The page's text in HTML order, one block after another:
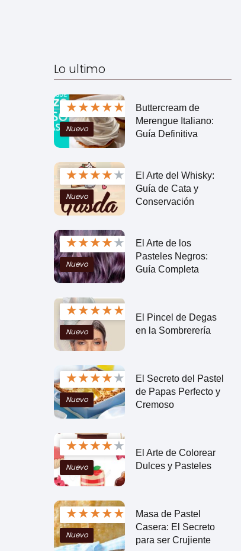
Lo ultimo
★★★★★
Nuevo
Buttercream de
Merengue Italiano:
Guía Definitiva
★★★★★
Nuevo
El Arte del Whisky:
Guía de Cata y
Conservación
★★★★★
Nuevo
El Arte de los
Pasteles Negros:
Guía Completa
★★★★★
Nuevo
El Pincel de Degas
en la Sombrerería
★★★★★
Nuevo
El Secreto del Pastel
de Papas Perfecto y
Cremoso
★★★★★
Nuevo
El Arte de Colorear
Dulces y Pasteles
★★★★★
Nuevo
Masa de Pastel
Casera: El Secreto
para ser Crujiente